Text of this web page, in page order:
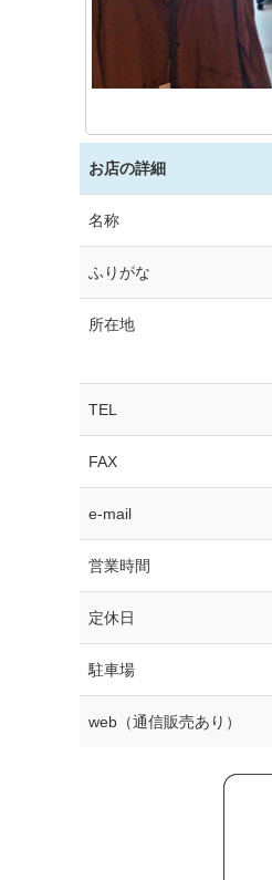
お店の詳細
名称
ふりがな
所在地
TEL
FAX
e-mail
営業時間
定休日
駐車場
web（通信販売あり）